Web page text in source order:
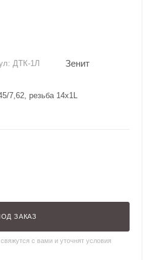
ДТК-1Л Зенит
7,62, резьба 14х1L
ЗАКАЗ
с вами и уточнят условия